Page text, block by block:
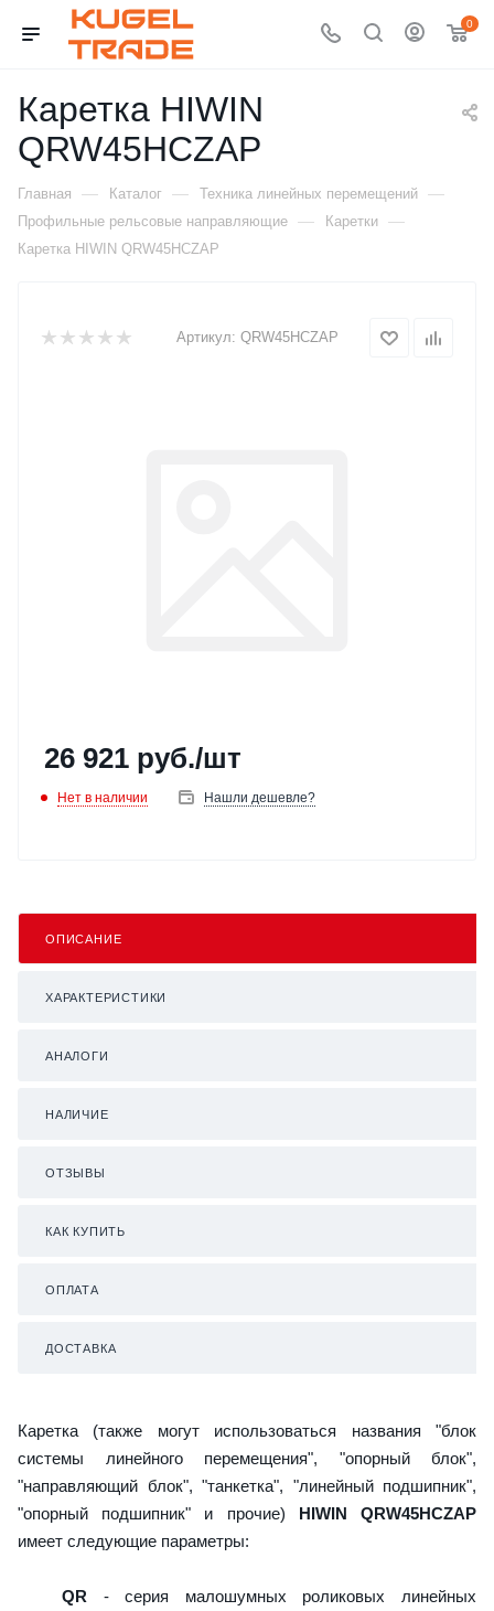
0
Каретка HIWIN
QRW45HCZAP
Главная — Каталог — Техника линейных перемещений —
Профильные рельсовые направляющие — Каретки —
Каретка HIWIN QRW45HCZAP
Артикул: QRW45HCZAP
26 921 руб./шт
Нет в наличии Нашли дешевле?
ОПИСАНИЕ
ХАРАКТЕРИСТИКИ
АНАЛОГИ
НАЛИЧИЕ
ОТЗЫВЫ
КАК КУПИТЬ
ОПЛАТА
ДОСТАВКА
Каретка (также могут использоваться названия "блок
системы линейного перемещения", "опорный блок",
"направляющий блок", "танкетка", "линейный подшипник",
"опорный подшипник" и прочие) HIWIN QRW45HCZAP
имеет следующие параметры:
QR - серия малошумных роликовых линейных